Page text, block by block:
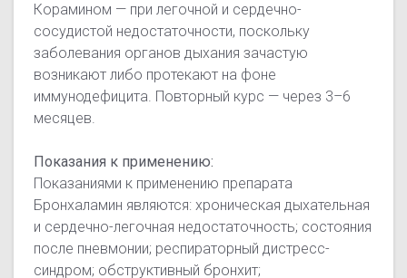
Корамином — при легочной и сердечно-
сосудистой недостаточности, поскольку
заболевания органов дыхания зачастую
возникают либо протекают на фоне
иммунодефицита. Повторный курс — через 3–6
месяцев.
Показания к применению:
Показаниями к применению препарата
Бронхаламин являются: хроническая дыхательная
и сердечно-легочная недостаточность; состояния
после пневмонии; респираторный дистресс-
синдром; обструктивный бронхит;